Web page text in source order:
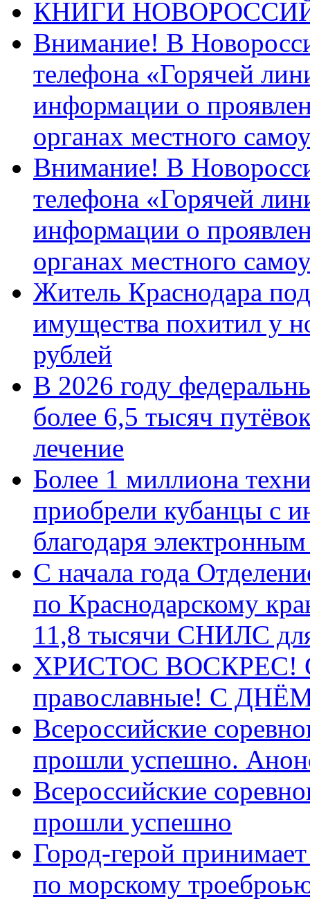
КНИГИ
Внимание! В
телефона «Горячей
информации о
органах местного
Внимание! В
телефона «Горячей
информации о
органах местного
Житель Краснодара
имущества похитил у
рублей
В 2026 году
более 6,5 тысяч
лечение
Более 1 миллиона
приобрели кубанцы с
благодаря
С начала года
по Краснодарскому
11,8 тысячи СНИЛС
ХРИСТОС ВОСКРЕС! С
православные! C
Всероссийские
прошли успешно.
Всероссийские
прошли успешно
Город-герой
по морскому